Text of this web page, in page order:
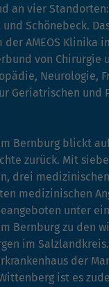
an vier
Schönebeck.
AMEOS Klinika
von Chirurgie
Neurologie,
Geriatrischen und
Bernburg blickt
zurück. Mit
drei
medizinischen
unter
Bernburg zu den
im
der
ist es